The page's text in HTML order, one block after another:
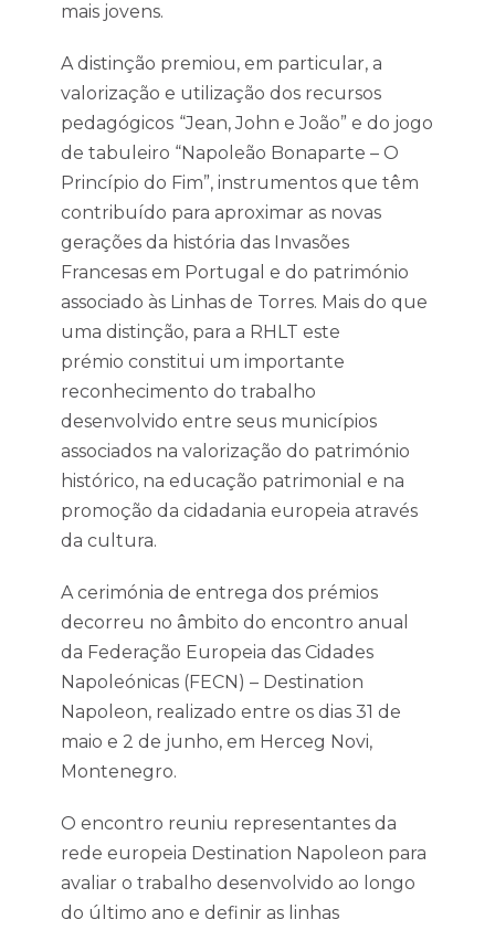
mais jovens.
A distinção premiou, em particular, a
valorização e utilização dos recursos
pedagógicos “Jean, John e João” e do jogo
de tabuleiro “Napoleão Bonaparte – O
Princípio do Fim”, instrumentos que têm
contribuído para aproximar as novas
gerações da história das Invasões
Francesas em Portugal e do património
associado às Linhas de Torres. Mais do que
uma distinção, para a RHLT este
prémio constitui um importante
reconhecimento do trabalho
desenvolvido entre seus municípios
associados na valorização do património
histórico, na educação patrimonial e na
promoção da cidadania europeia através
da cultura.
A cerimónia de entrega dos prémios
decorreu no âmbito do encontro anual
da Federação Europeia das Cidades
Napoleónicas (FECN) – Destination
Napoleon, realizado entre os dias 31 de
maio e 2 de junho, em Herceg Novi,
Montenegro.
O encontro reuniu representantes da
rede europeia Destination Napoleon para
avaliar o trabalho desenvolvido ao longo
do último ano e definir as linhas